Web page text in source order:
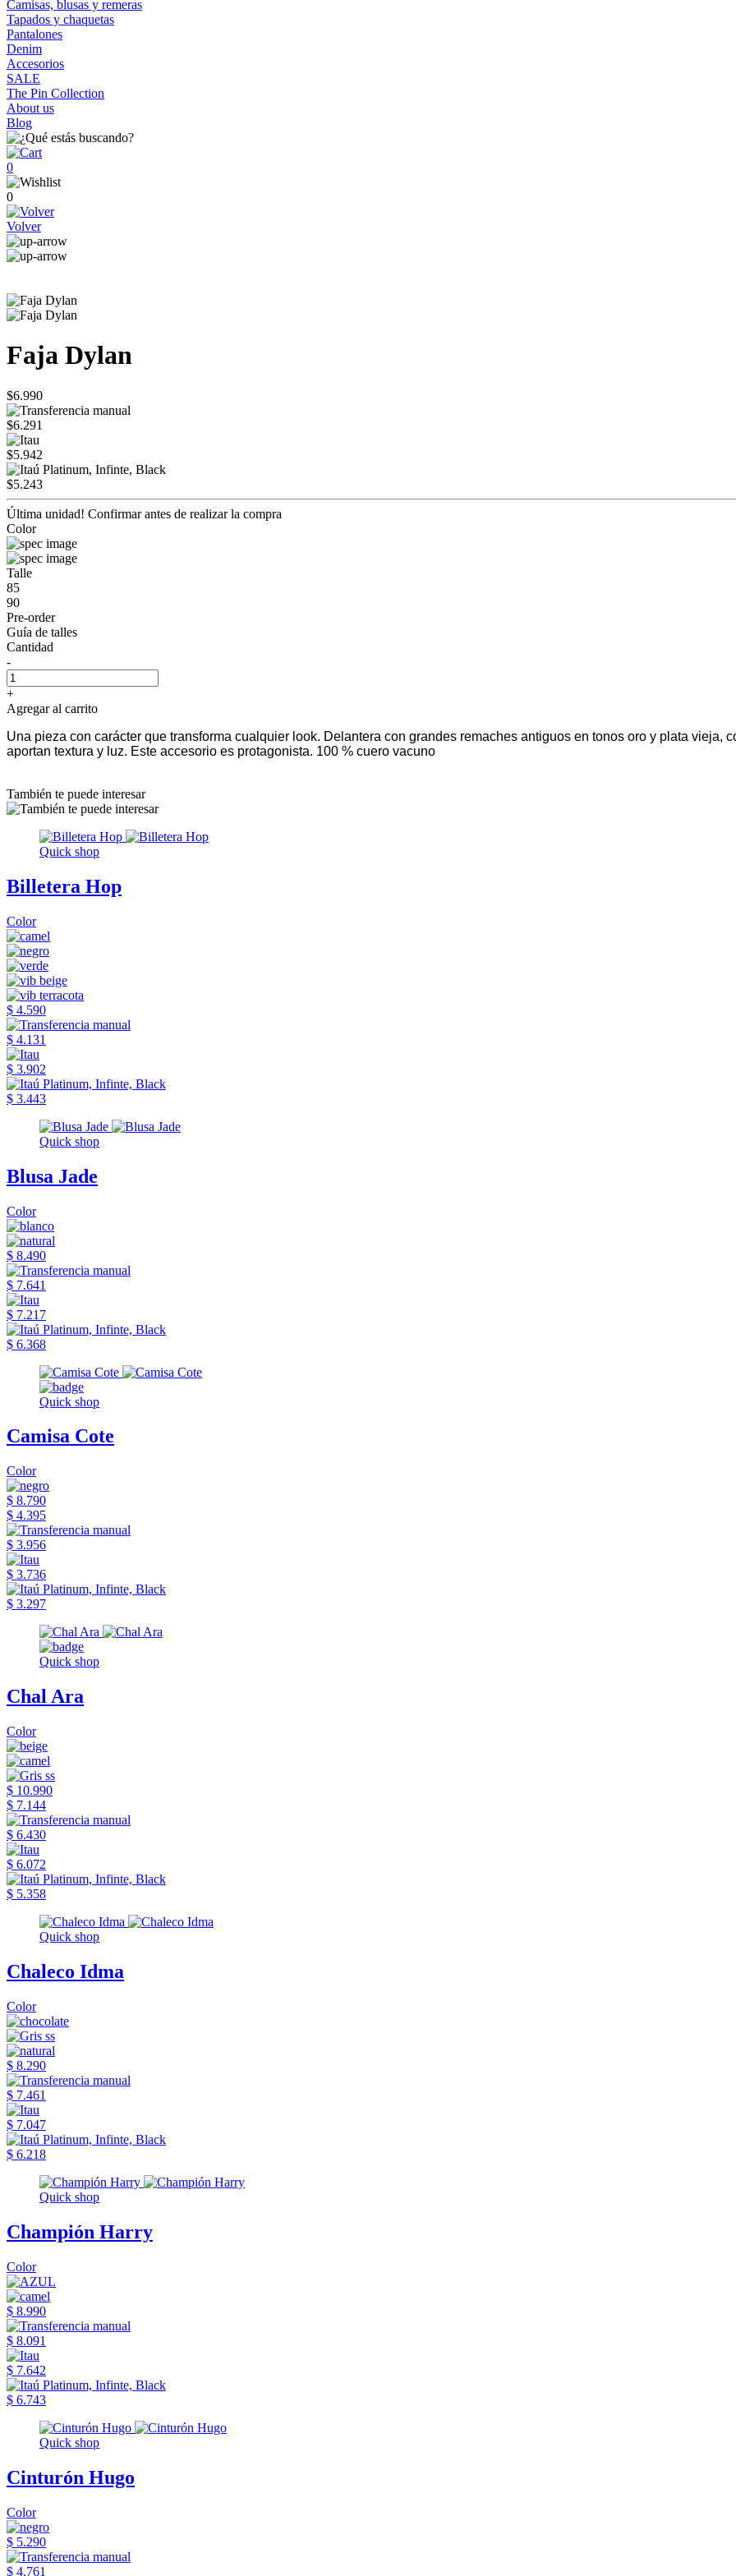
Camisas, blusas y remeras
Tapados y chaquetas
Pantalones
Denim
Accesorios
SALE
The Pin Collection
About us
Blog
0
0
Volver
Faja Dylan
$6.990
$6.291
$5.942
$5.243
Última unidad! Confirmar antes de realizar la compra
Color
Talle
85
90
Pre-order
Guía de talles
Cantidad
-
+
Agregar al carrito
Una pieza con carácter que transforma cualquier look. Delantera con grandes remaches antiguos en tonos oro y plata vieja,
aportan textura y luz. Este accesorio es protagonista. 100 % cuero vacuno
También te puede interesar
Quick shop
Billetera Hop
Color
$ 4.590
$ 4.131
$ 3.902
$ 3.443
Quick shop
Blusa Jade
Color
$ 8.490
$ 7.641
$ 7.217
$ 6.368
Quick shop
Camisa Cote
Color
$ 8.790
$ 4.395
$ 3.956
$ 3.736
$ 3.297
Quick shop
Chal Ara
Color
$ 10.990
$ 7.144
$ 6.430
$ 6.072
$ 5.358
Quick shop
Chaleco Idma
Color
$ 8.290
$ 7.461
$ 7.047
$ 6.218
Quick shop
Champión Harry
Color
$ 8.990
$ 8.091
$ 7.642
$ 6.743
Quick shop
Cinturón Hugo
Color
$ 5.290
$ 4.761